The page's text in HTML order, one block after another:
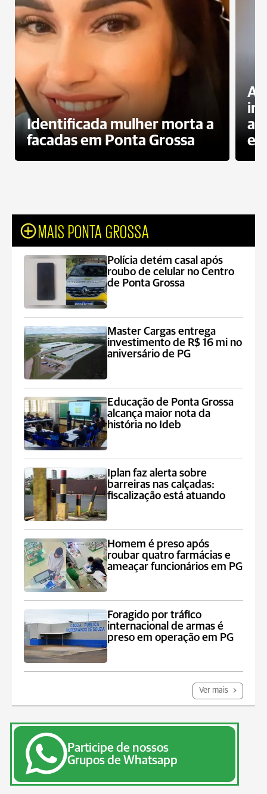
Identificada mulher morta a
facadas em Ponta Grossa
MAIS PONTA GROSSA
Polícia detém casal após
roubo de celular no Centro
de Ponta Grossa
Master Cargas entrega
investimento de R$ 16 mi no
aniversário de PG
Educação de Ponta Grossa
alcança maior nota da
história no Ideb
Iplan faz alerta sobre
barreiras nas calçadas:
fiscalização está atuando
Homem é preso após
roubar quatro farmácias e
ameaçar funcionários em PG
Foragido por tráfico
internacional de armas é
preso em operação em PG
Ver mais
Participe de nossos
Grupos de Whatsapp